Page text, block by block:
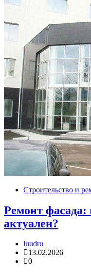
Строительство и
Ремонт фасада:
актуален?
luudru
13.02.2026
0